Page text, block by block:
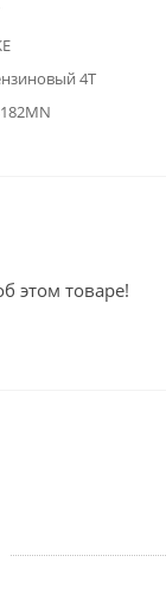
4Т
этом товаре!